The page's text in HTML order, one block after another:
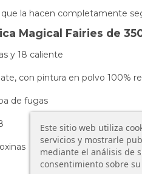
la hacen completamente
Magical Fairies de
y 18 caliente
con pintura en polvo 100%
de fugas
Este sitio web utiliza
servicios y mostrarle
mediante el análisis de
consentimiento sobre